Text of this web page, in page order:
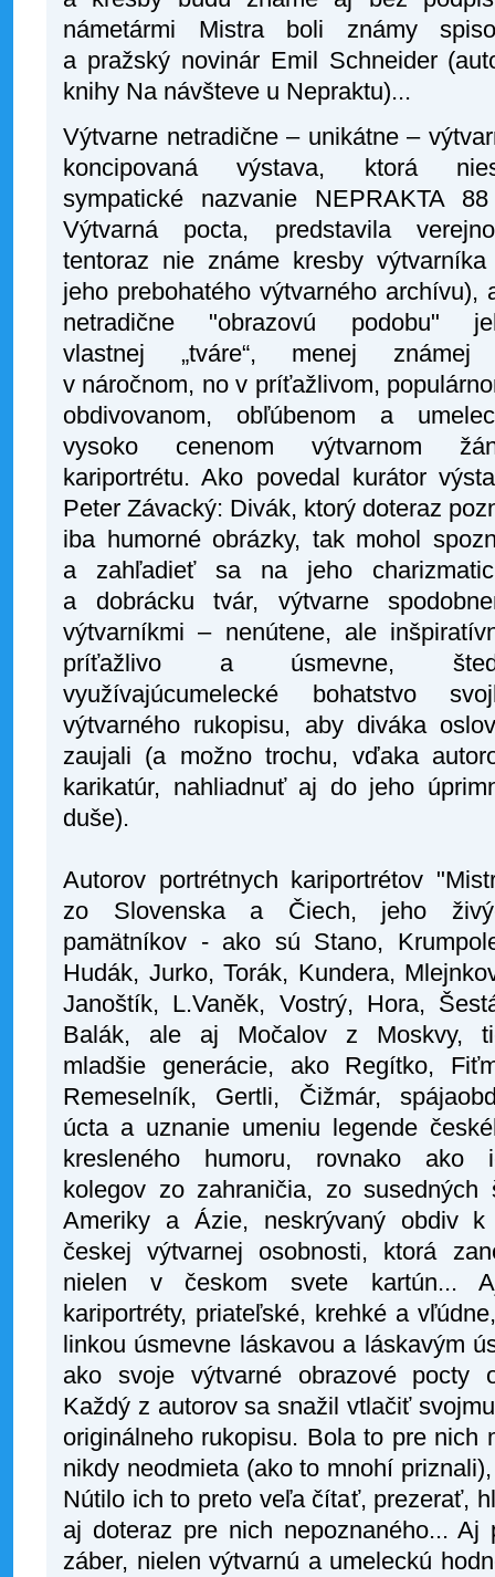
námetármi Mistra boli známy
a pražský novinár Emil Schneider
knihy Na návšteve u Nepraktu)...
Výtvarne netradične – unikátne –
koncipovaná výstava, ktorá
sympatické nazvanie NEPRAKTA
Výtvarná pocta, predstavila
tentoraz nie známe kresby
jeho prebohatého výtvarného archívu),
netradične "obrazovú podobu"
vlastnej „tváre“, menej
v náročnom, no v príťažlivom,
obdivovanom, obľúbenom a
vysoko cenenom výtvarnom
kariportrétu. Ako povedal kurátor
Peter Závacký: Divák, ktorý doteraz
iba humorné obrázky, tak mohol
a zahľadieť sa na jeho
a dobrácku tvár, výtvarne
výtvarníkmi – nenútene, ale
príťažlivo a úsmevne,
využívajúcumelecké bohatstvo
výtvarného rukopisu, aby diváka
zaujali (a možno trochu, vďaka
karikatúr, nahliadnuť aj do jeho
duše).
Autorov portrétnych kariportrétov
zo Slovenska a Čiech, jeho
pamätníkov - ako sú Stano,
Hudák, Jurko, Torák, Kundera,
Janoštík, L.Vaněk, Vostrý, Hora,
Balák, ale aj Močalov z Moskvy,
mladšie generácie, ako Regítko,
Remeselník, Gertli, Čižmár,
úcta a uznanie umeniu legende
kresleného humoru, rovnako ako
kolegov zo zahraničia, zo
Ameriky a Ázie, neskrývaný obdiv k
českej výtvarnej osobnosti, ktorá
nielen v českom svete kartún...
kariportréty, priateľské, krehké a
linkou úsmevne láskavou a láskavým
ako svoje výtvarné obrazové pocty
Každý z autorov sa snažil vtlačiť
originálneho rukopisu. Bola to pre nich
nikdy neodmieta (ako to mnohí
Nútilo ich to preto veľa čítať, prezerať,
aj doteraz pre nich nepoznaného...
záber, nielen výtvarnú a umeleckú